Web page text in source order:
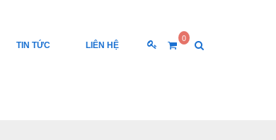
0
TIN TỨC LIÊN HỆ